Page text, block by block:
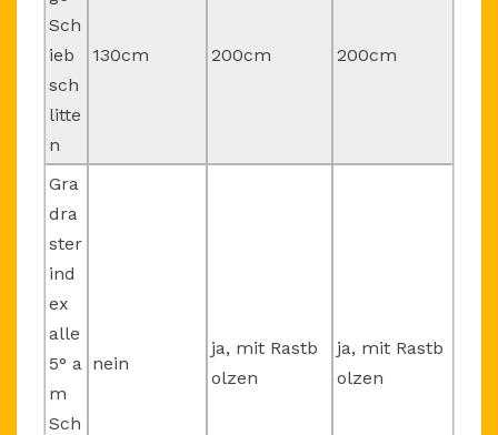
Sch
ieb
sch
litte
n
130cm 200cm 200cm
Gra
dra
ster
ind
ex
alle
5° a
m
Sch
nein
ja, mit Rastb
olzen
ja, mit Rastb
olzen